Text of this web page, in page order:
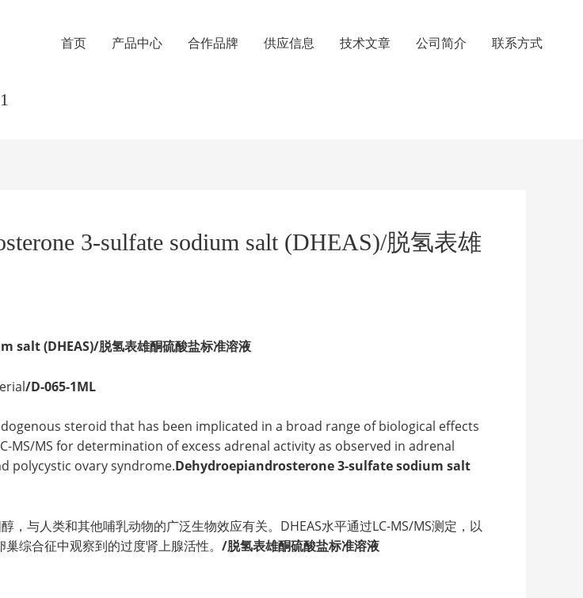
首页 产品中心 合作品牌 供应信息 技术文章 公司简介 联系方式
3-sulfate sodium salt (DHEAS)/脱氢表雄
salt (DHEAS)/脱氢表雄酮硫酸盐标准溶液
/D-065-1ML
steroid that has been implicated in a broad range of biological effects
MS/MS for determination of excess adrenal activity as observed in adrenal
polycystic ovary syndrome.Dehydroepiandrosterone 3-sulfate sodium salt
，与人类和其他哺乳动物的广泛生物效应有关。DHEAS水平通过LC-MS/MS测定，以
综合征中观察到的过度肾上腺活性。 /脱氢表雄酮硫酸盐标准溶液